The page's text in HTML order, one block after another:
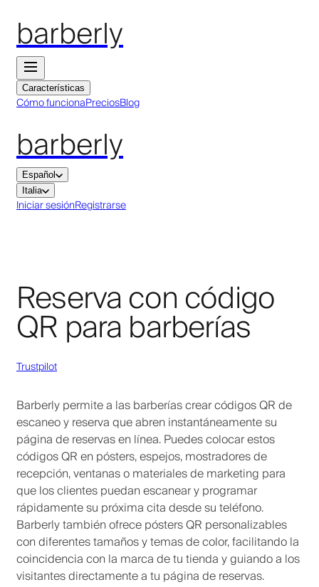
barberly
Características
Cómo funcionaPreciosBlog
barberly
Español
Italia
Iniciar sesiónRegistrarse
Reserva con código
QR para barberías
Trustpilot
Barberly permite a las barberías crear códigos QR de
escaneo y reserva que abren instantáneamente su
página de reservas en línea. Puedes colocar estos
códigos QR en pósters, espejos, mostradores de
recepción, ventanas o materiales de marketing para
que los clientes puedan escanear y programar
rápidamente su próxima cita desde su teléfono.
Barberly también ofrece pósters QR personalizables
con diferentes tamaños y temas de color, facilitando la
coincidencia con la marca de tu tienda y guiando a los
visitantes directamente a tu página de reservas.